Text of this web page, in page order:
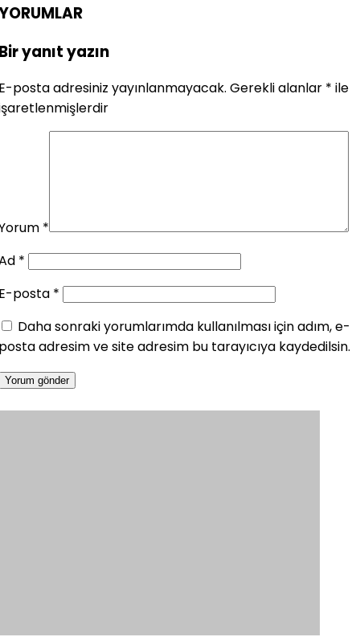
yanıt yazın
posta adresiniz yayınlanmayacak. Gerekli alanlar * ile
*
*
posta *
Daha sonraki yorumlarımda kullanılması için adım, e-
adresim ve site adresim bu tarayıcıya kaydedilsin.